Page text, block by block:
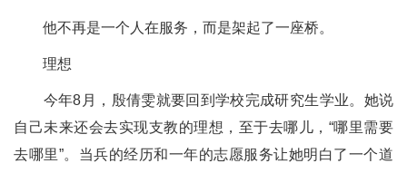
他不再是一个人在服务，而是架起了一座桥。
理想
今年8月，殷倩雯就要回到学校完成研究生学业。她说
自己未来还会去实现支教的理想，至于去哪儿，“哪里需要
去哪里”。当兵的经历和一年的志愿服务让她明白了一个道